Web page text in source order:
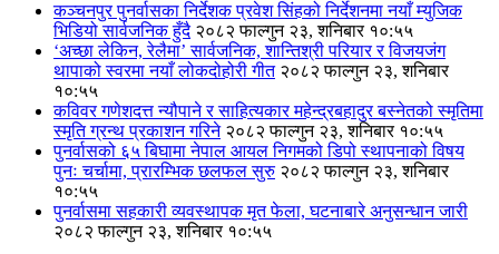
कञ्चनपुर पुनर्वासका निर्देशक प्रवेश सिंहको निर्देशनमा नयाँ म्युजिक
भिडियो सार्वजनिक हुँदै २०८२ फाल्गुन २३, शनिबार १०:५५
‘अच्छा लेकिन, रेलैमा’ सार्वजनिक, शान्तिश्री परियार र विजयजंग
थापाको स्वरमा नयाँ लोकदोहोरी गीत २०८२ फाल्गुन २३, शनिबार
१०:५५
कविवर गणेशदत्त न्यौपाने र साहित्यकार महेन्द्रबहादुर बस्नेतको स्मृतिमा
स्मृति ग्रन्थ प्रकाशन गरिने २०८२ फाल्गुन २३, शनिबार १०:५५
पुनर्वासको ६५ बिघामा नेपाल आयल निगमको डिपो स्थापनाको विषय
पुनः चर्चामा, प्रारम्भिक छलफल सुरु २०८२ फाल्गुन २३, शनिबार
१०:५५
पुनर्वासमा सहकारी व्यवस्थापक मृत फेला, घटनाबारे अनुसन्धान जारी
२०८२ फाल्गुन २३, शनिबार १०:५५